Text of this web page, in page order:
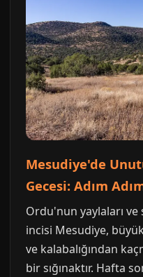
Mesudiye'de
Gecesi: Adım
Ordu'nun yaylaları ve
incisi Mesudiye,
ve kalabalığından
bir sığınaktır. Hafta